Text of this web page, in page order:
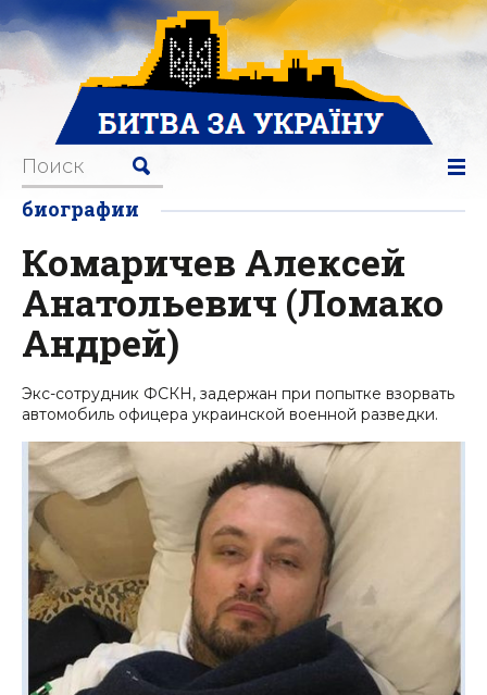
биографии
Комаричев Алексей
Анатольевич (Ломако
Андрей)
Экс-сотрудник ФСКН, задержан при попытке взорвать
автомобиль офицера украинской военной разведки.